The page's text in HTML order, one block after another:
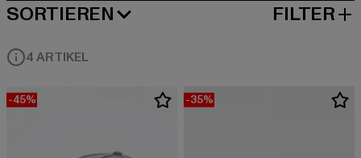
SORTIEREN
BELIEBTESTE FILTER
4 ARTIKEL
-45% -35%